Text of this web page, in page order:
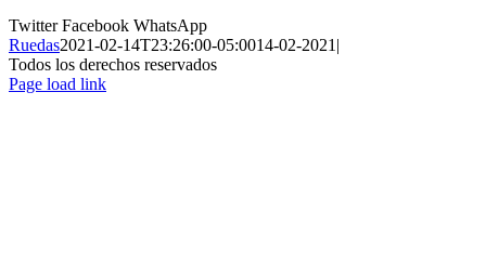
TwitterFacebook WhatsApp
Ruedas2021-02-14T23:26:00-05:0014-02-2021|
Todos los derechos reservados
Page load link